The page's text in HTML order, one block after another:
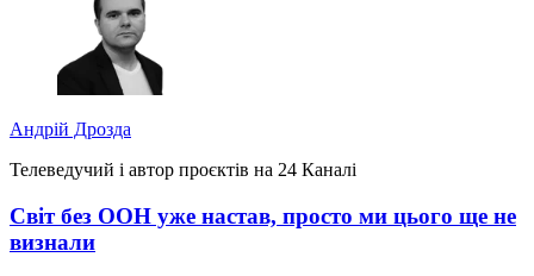
Андрій Дрозда
Телеведучий і автор проєктів на 24 Каналі
Світ без ООН уже настав, просто ми цього ще не
визнали